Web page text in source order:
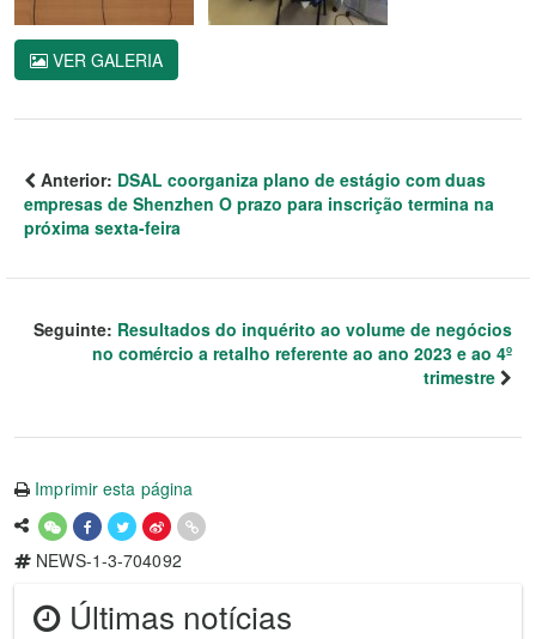
VER GALERIA
Anterior: DSAL coorganiza plano de estágio com duas
empresas de Shenzhen O prazo para inscrição termina na
próxima sexta-feira
Seguinte: Resultados do inquérito ao volume de negócios
no comércio a retalho referente ao ano 2023 e ao 4º
trimestre
Imprimir esta página
NEWS-1-3-704092
Últimas notícias